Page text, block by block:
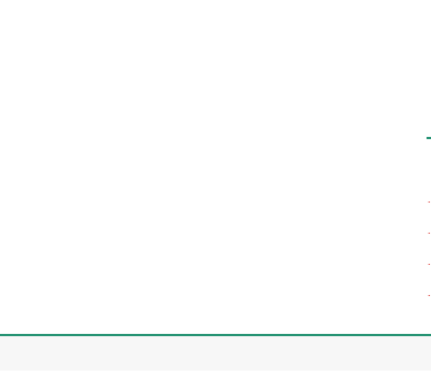
·
·
·
·